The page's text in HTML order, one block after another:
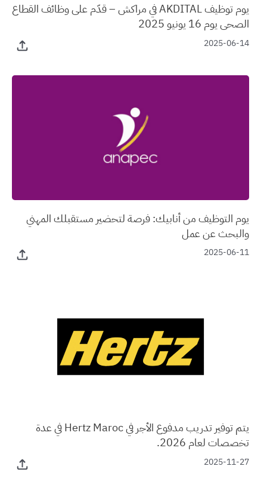
يوم توظيف AKDITAL في مراكش – قدّم على وظائف القطاع
الصحي يوم 16 يونيو 2025
2025-06-14
يوم التوظيف من أنابيك: فرصة لتحضير مستقبلك المهني
والبحث عن عمل
2025-06-11
يتم توفير تدريب مدفوع الأجر في Hertz Maroc في عدة
تخصصات لعام 2026.
2025-11-27